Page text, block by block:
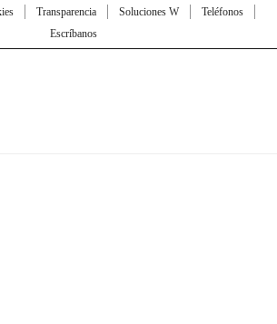
Transparencia Soluciones W
Teléfonos
Escríbanos